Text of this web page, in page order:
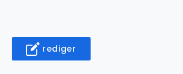
rediger